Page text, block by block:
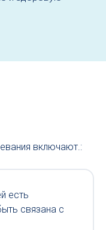
включают.:
есть
связана с